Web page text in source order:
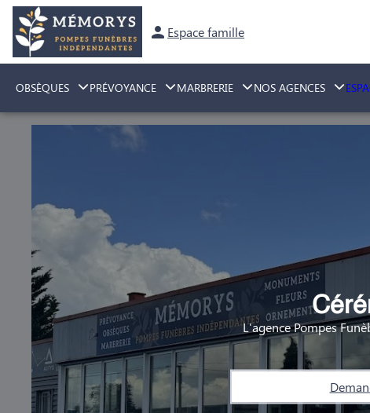
Espace famille
OBSÈQUES PRÉVOYANCE MARBRERIE NOS AGENCES
L'agence Pompes